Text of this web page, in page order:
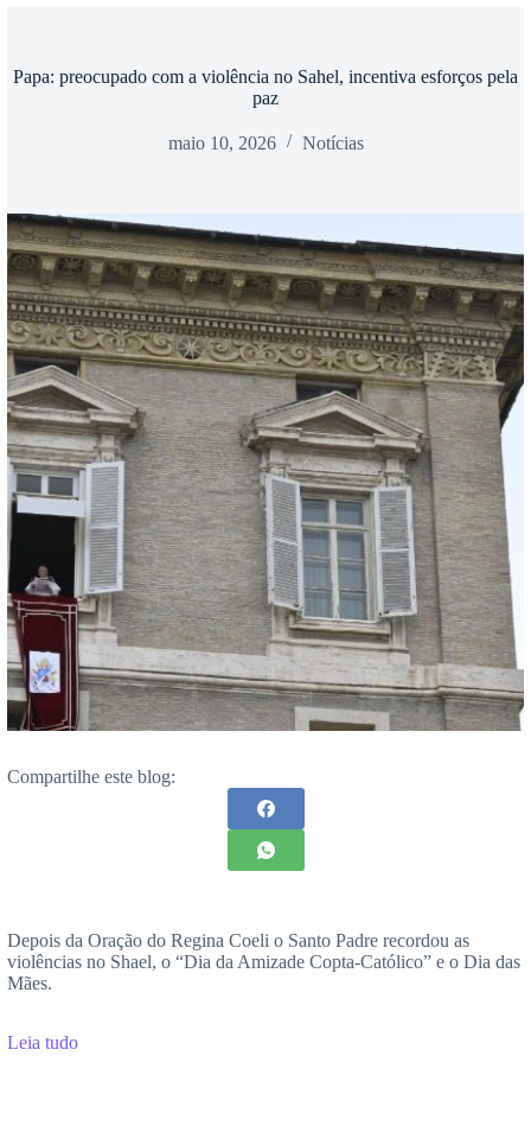
Papa: preocupado com a violência no Sahel, incentiva esforços pela
paz
maio 10, 2026 Notícias
Compartilhe este blog:
Depois da Oração do Regina Coeli o Santo Padre recordou as
violências no Shael, o “Dia da Amizade Copta-Católico” e o Dia das
Mães.
Leia tudo